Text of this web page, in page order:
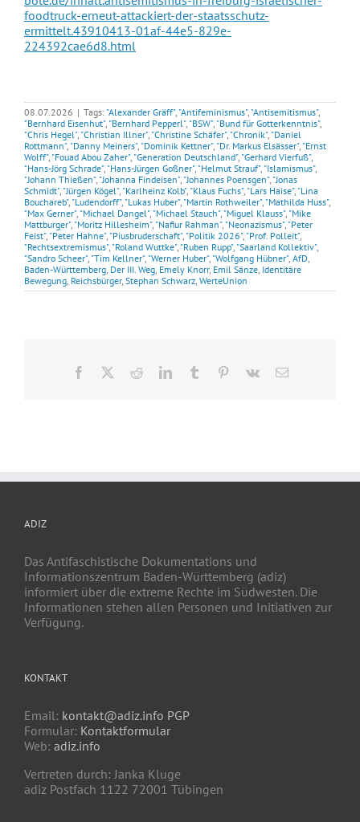
foodtruck-erneut-attackiert-der-staatsschutz-
ermittelt.43910413-01af-44e5-829e-
224392cae6d8.html
08.07.2026 | Tags: "Alexander Gräff", "Antifeminismus", "Antisemitismus",
"Bernhard Eisenhut", "Bernhard Pepperl", "BSW", "Bund für Gotterkenntnis",
"Chris Hegel", "Christian Illner", "Christine Schäfer", "Chronik", "Daniel
Rottmann", "Danny Meiners", "Dominik Kettner", "Dr. Markus Elsässer", "Ernst
Wolff", "Fouad Abou Zaher", "Generation Deutschland", "Gerhard Vierfuß",
"Hans-Jörg Schrade", "Hans-Jürgen Goßner", "Helmut Strauf", "Islamismus",
"Johann Thießen", "Johanna Findeisen", "Johannes Poensgen", "Jonas
Schmidt", "Jürgen Kögel", "Karlheinz Kolb", "Klaus Fuchs", "Lars Haise", "Lina
Bouchareb", "Ludendorff", "Lukas Huber", "Martin Rothweiler", "Mathilda Huss",
"Max Gerner", "Michael Dangel", "Michael Stauch", "Miguel Klauss", "Mike
Mattburger", "Moritz Hillesheim", "Nafiur Rahman", "Neonazismus", "Peter
Feist", "Peter Hahne", "Piusbruderschaft", "Politik 2026", "Prof. Polleit",
"Rechtsextremismus", "Roland Wuttke", "Ruben Rupp", "Saarland Kollektiv",
"Sandro Scheer", "Tim Kellner", "Werner Huber", "Wolfgang Hübner", AfD,
Baden-Württemberg, Der III. Weg, Emely Knorr, Emil Sänze, Identitäre
Bewegung, Reichsbürger, Stephan Schwarz, WerteUnion
Facebook RedditLinkedInTumblr Pinterest
Vk
E-
ADIZ
Das Antifaschistische Dokumentations und
Informationszentrum Baden-Württemberg (adiz)
informiert über die extreme Rechte im Südwesten. Die
Informationen stehen allen Personen und Initiativen zur
Verfügung.
KONTAKT
Email: kontakt@adiz.info PGP
Formular: Kontaktformular
Web: adiz.info
Vertreten durch: Janka Kluge
adiz Postfach 1122 72001 Tübingen